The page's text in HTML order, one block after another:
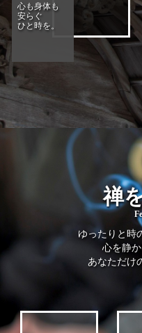
心も身体も
安らぐ
ひと時を。
禅
ゆったりと時
心を静
あなただけ